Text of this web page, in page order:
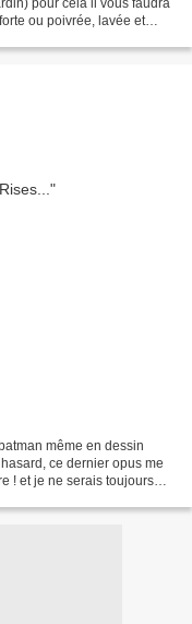
pour cela il vous faudra
ou poivrée, lavée et
même en dessin
ce dernier opus me
! et je ne serais toujours